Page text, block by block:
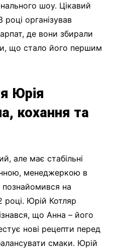
шоу. Цікавий
організував
де вони збирали
що стало його першим
Юрія
кохання та
але має стабільні
менеджеркою в
познайомився на
році. Юрій Котляр
що Анна – його
нові рецепти перед
смаки. Юрій